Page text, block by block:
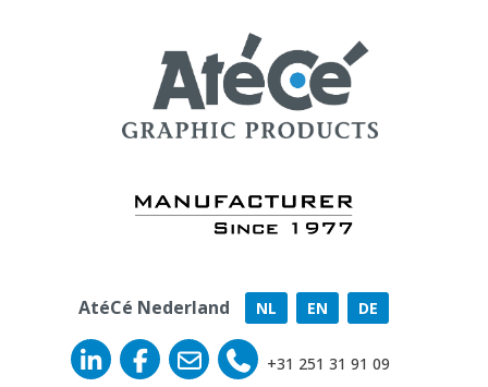
AtéCé Nederland NL EN DE
+31 251 31 91 09